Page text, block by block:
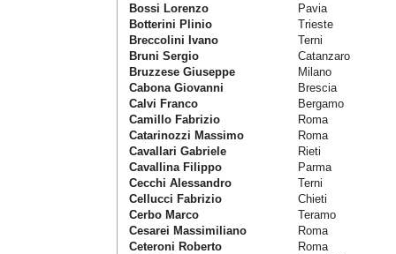
Bossi Lorenzo
Pavia
Botterini Plinio
Trieste
Breccolini Ivano
Terni
Bruni Sergio
Catanzaro
Bruzzese Giuseppe
Milano
Cabona Giovanni
Brescia
Calvi Franco
Bergamo
Camillo Fabrizio
Roma
Catarinozzi Massimo
Roma
Cavallari Gabriele
Rieti
Cavallina Filippo
Parma
Cecchi Alessandro
Terni
Cellucci Fabrizio
Chieti
Cerbo Marco
Teramo
Cesarei Massimiliano
Roma
Ceteroni Roberto
Roma